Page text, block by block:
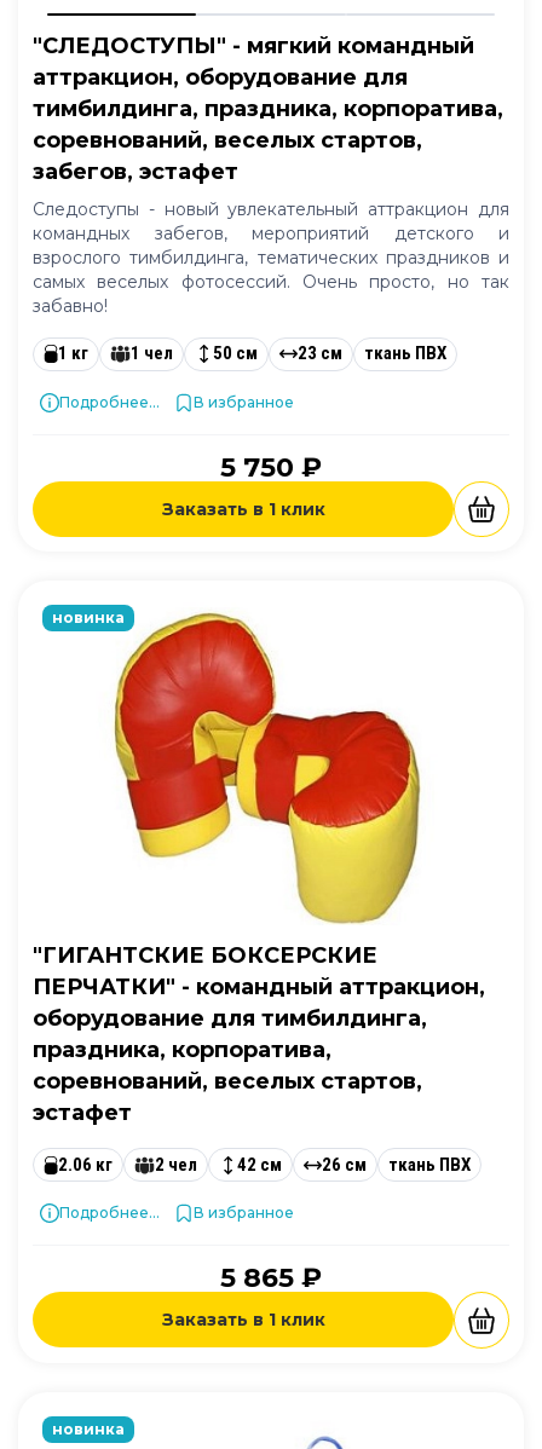
"СЛЕДОСТУПЫ" - мягкий командный
аттракцион, оборудование для
тимбилдинга, праздника, корпоратива,
соревнований, веселых стартов,
забегов, эстафет
Следоступы - новый увлекательный аттракцион для
командных забегов, мероприятий детского и
взрослого тимбилдинга, тематических праздников и
самых веселых фотосессий. Очень просто, но так
забавно!
1 кг 1 чел 50 см 23 см ткань ПВХ
Подробнее... В избранное
5 750 ₽
Заказать в 1 клик
новинка
"ГИГАНТСКИЕ БОКСЕРСКИЕ
ПЕРЧАТКИ" - командный аттракцион,
оборудование для тимбилдинга,
праздника, корпоратива,
соревнований, веселых стартов,
эстафет
2.06 кг 2 чел 42 см 26 см ткань ПВХ
Подробнее... В избранное
5 865 ₽
Заказать в 1 клик
новинка